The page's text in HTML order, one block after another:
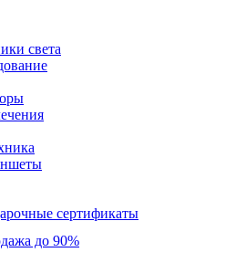
света
сертификаты
до 90%